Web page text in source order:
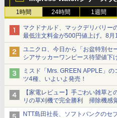
1時間 24時間 1週間
マクドナルド、マックデリバリー
最低注文料金が500円値上げ。8月
1,500円から受付
ユニクロ、今日から「お盆特別セ
シアサッカーワンピース待望値下
ショーツは1990円に
ミスド「Mrs. GREEN APPLE」の
ツ4種、いよいよ発売！
【家電レビュー】手ごわい雑草と
リの草刈機で完全勝利 掃除機感
NTT島田社長、ソフトバンクのセ